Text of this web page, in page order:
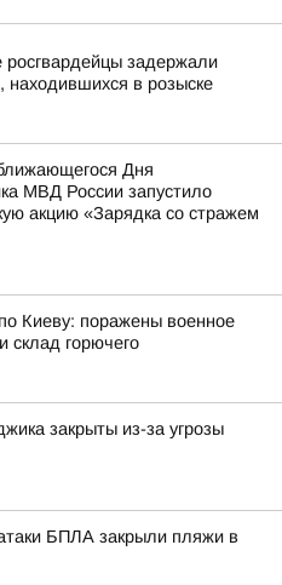
росгвардейцы задержали
находившихся в розыске
Дня
МВД России запустило
акцию «Зарядка со стражем
Киеву: поражены военное
склад горючего
закрыты из-за угрозы
БПЛА закрыли пляжи в